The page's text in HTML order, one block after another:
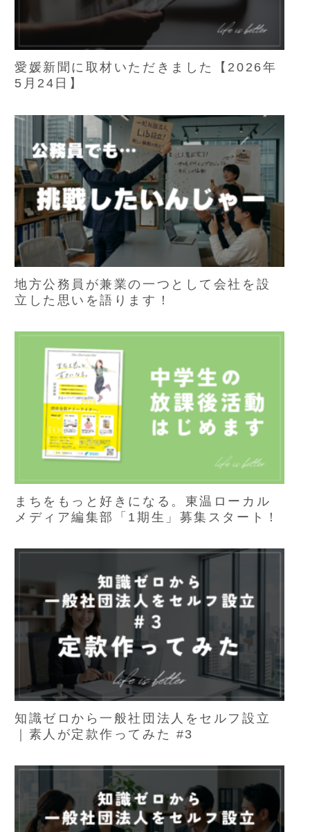
愛媛新聞に取材いただきました【2026年
5月24日】
地方公務員が兼業の一つとして会社を設
立した思いを語ります！
まちをもっと好きになる。東温ローカル
メディア編集部「1期生」募集スタート！
知識ゼロから一般社団法人をセルフ設立
｜素人が定款作ってみた #3